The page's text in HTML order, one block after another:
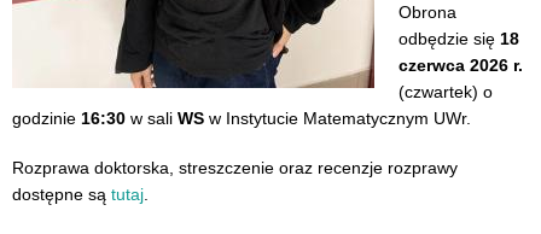
Obrona
odbędzie się 18
czerwca 2026 r.
(czwartek) o
godzinie 16:30 w sali WS w Instytucie Matematycznym UWr.
Rozprawa doktorska, streszczenie oraz recenzje rozprawy
dostępne są tutaj